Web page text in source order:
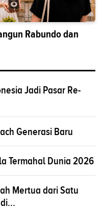
Rabundo dan
Jadi Pasar Re-
Generasi Baru
Termahal Dunia 2026
Mertua dari Satu